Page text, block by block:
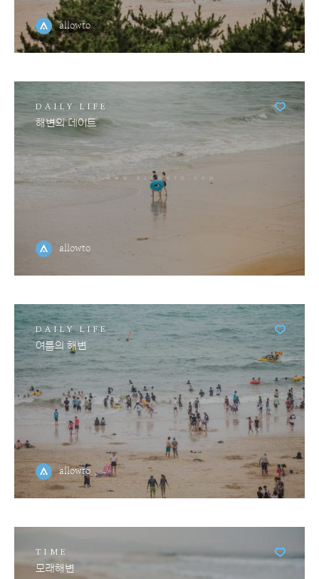
allowto
DAILY LIFE
해변의 데이트
allowto
DAILY LIFE
여름의 해변
allowto
TIME
모래해변